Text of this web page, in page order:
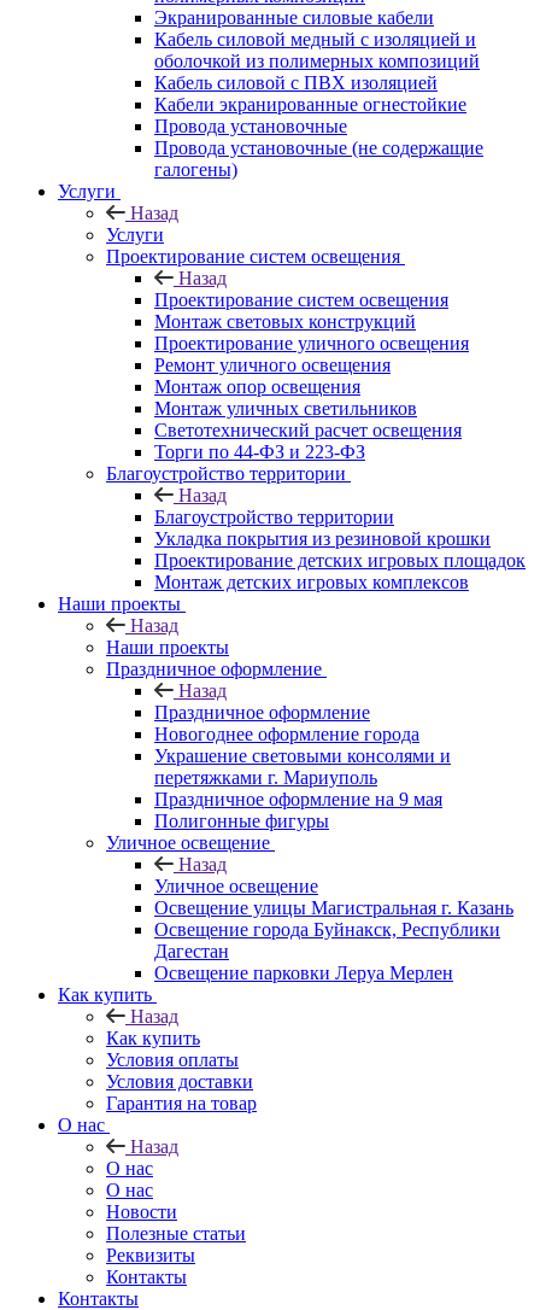
Экранированные силовые кабели
Кабель силовой медный с изоляцией и
оболочкой из полимерных композиций
Кабель силовой с ПВХ изоляцией
Кабели экранированные огнестойкие
Провода установочные
Провода установочные (не содержащие
галогены)
Услуги
Назад
Услуги
Проектирование систем освещения
Назад
Проектирование систем освещения
Монтаж световых конструкций
Проектирование уличного освещения
Ремонт уличного освещения
Монтаж опор освещения
Монтаж уличных светильников
Светотехнический расчет освещения
Торги по 44-ФЗ и 223-ФЗ
Благоустройство территории
Назад
Благоустройство территории
Укладка покрытия из резиновой крошки
Проектирование детских игровых площадок
Монтаж детских игровых комплексов
Наши проекты
Назад
Наши проекты
Праздничное оформление
Назад
Праздничное оформление
Новогоднее оформление города
Украшение световыми консолями и
перетяжками г. Мариуполь
Праздничное оформление на 9 мая
Полигонные фигуры
Уличное освещение
Назад
Уличное освещение
Освещение улицы Магистральная г. Казань
Освещение города Буйнакск, Республики
Дагестан
Освещение парковки Леруа Мерлен
Как купить
Назад
Как купить
Условия оплаты
Условия доставки
Гарантия на товар
О нас
Назад
О нас
О нас
Новости
Полезные статьи
Реквизиты
Контакты
Контакты